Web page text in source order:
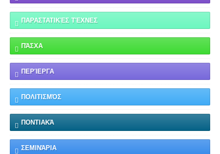
ΠΑΡΑΣΤΑΤΙΚΈΣ ΤΈΧΝΕΣ
ΠΆΣΧΑ
ΠΕΡΊΕΡΓΑ
ΠΟΛΙΤΙΣΜΌΣ
ΠΟΝΤΙΑΚΆ
ΣΕΜΙΝΆΡΙΑ